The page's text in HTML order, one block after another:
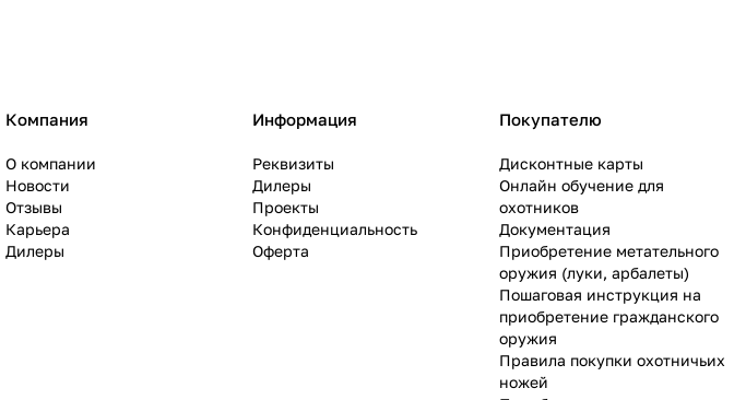
Компания
О компании
Новости
Отзывы
Карьера
Дилеры
Информация
Реквизиты
Дилеры
Проекты
Конфиденциальность
Оферта
Покупателю
Дисконтные карты
Онлайн обучение для
охотников
Документация
Приобретение метательного
оружия (луки, арбалеты)
Пошаговая инструкция на
приобретение гражданского
оружия
Правила покупки охотничьих
ножей